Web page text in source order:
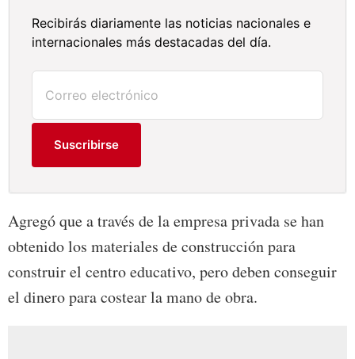
Recibirás diariamente las noticias nacionales e
internacionales más destacadas del día.
Suscribirse
Agregó que a través de la empresa privada se han
obtenido los materiales de construcción para
construir el centro educativo, pero deben conseguir
el dinero para costear la mano de obra.